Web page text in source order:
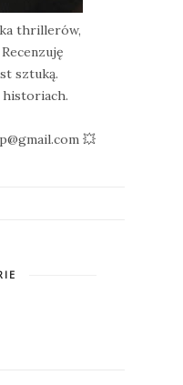
thrillerów,
sztuką.
💥